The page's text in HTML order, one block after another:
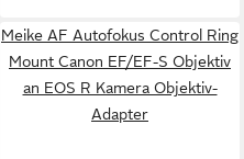
Meike AF Autofokus Control Ring
Mount Canon EF/EF-S Objektiv
an EOS R Kamera Objektiv-
Adapter